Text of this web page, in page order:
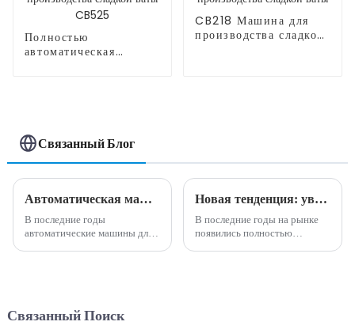
Полностью
автоматическая
CB218 Машина для
производства сладкой
Связанный Блог
Автоматическая машина для производства сладкой ваты, зарабатывающая деньги на рынке
В последние годы
автоматические машины для
революцию в традиционном
Новая тенденция: увеличьте свой доход с помощью инновационных машин для производства сладкой ваты
В последние годы на рынке
появились полностью
Связанный Поиск